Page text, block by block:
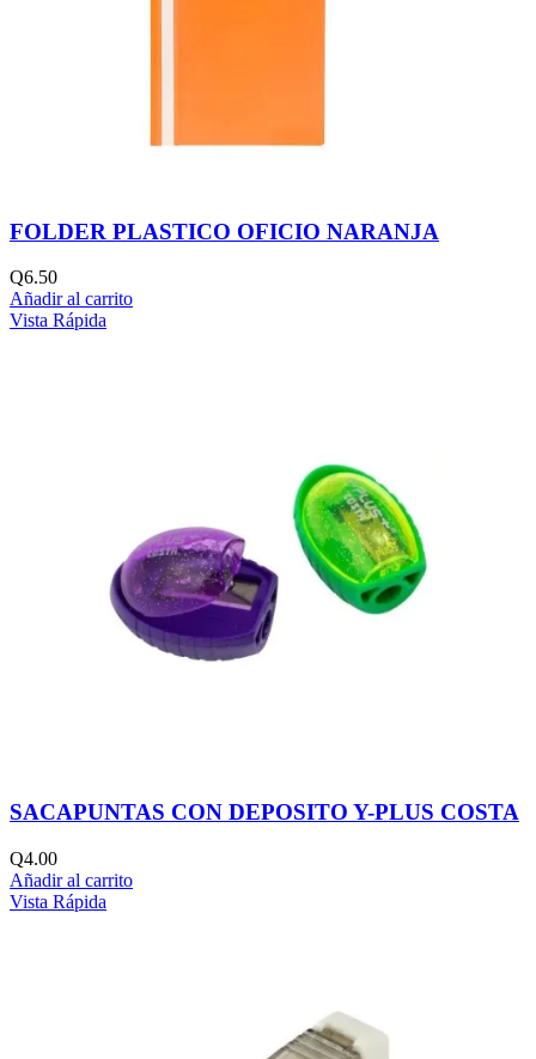
FOLDER PLASTICO OFICIO NARANJA
Q6.50
Añadir al carrito
Vista Rápida
SACAPUNTAS CON DEPOSITO Y-PLUS COSTA
Q4.00
Añadir al carrito
Vista Rápida